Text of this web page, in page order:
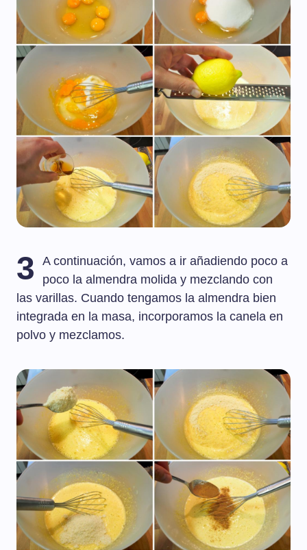
3
A continuación, vamos a ir añadiendo poco a
poco la almendra molida y mezclando con
las varillas. Cuando tengamos la almendra bien
integrada en la masa, incorporamos la canela en
polvo y mezclamos.